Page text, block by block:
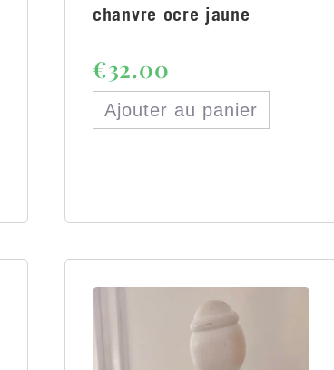
chanvre ocre jaune
€32.00
Ajouter au panier